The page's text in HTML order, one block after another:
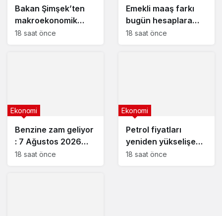
Bakan Şimşek’ten
makroekonomik
istikrar açıklaması
18 saat önce
Emekli maaş farkı
bugün hesaplara
yatıyor
18 saat önce
Benzine zam geliyor
: 7 Ağustos 2026
güncel akaryakıt
Ekonomi
18 saat önce
Petrol fiyatları
yeniden yükselişe
geçti
Ekonomi
18 saat önce